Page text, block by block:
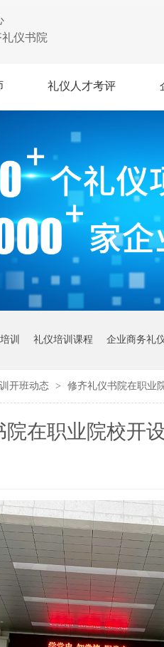
仪书院
礼仪人才考评
训 礼仪培训课程 企业商务礼
开班动态 > 修齐礼仪书院在职业
在职业院校开